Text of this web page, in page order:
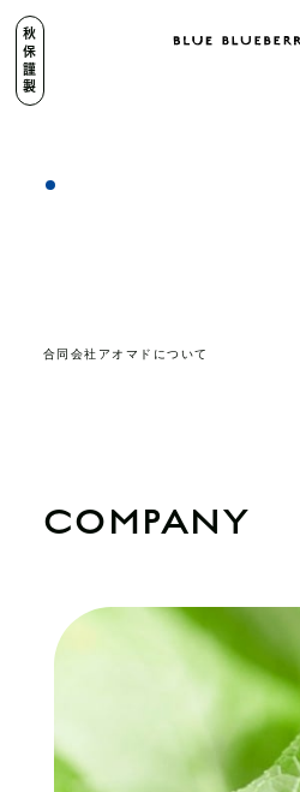
秋保謹製
合同会社アオマドについて
COMPANY